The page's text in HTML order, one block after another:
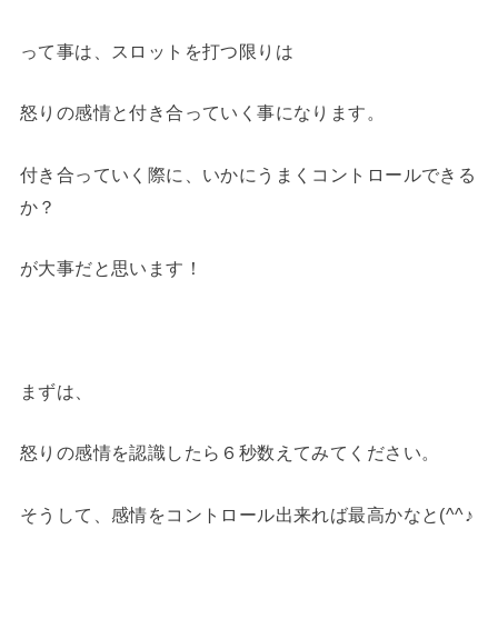
って事は、スロットを打つ限りは
怒りの感情と付き合っていく事になります。
付き合っていく際に、いかにうまくコントロールできる
か？
が大事だと思います！
まずは、
怒りの感情を認識したら６秒数えてみてください。
そうして、感情をコントロール出来れば最高かなと(^^♪